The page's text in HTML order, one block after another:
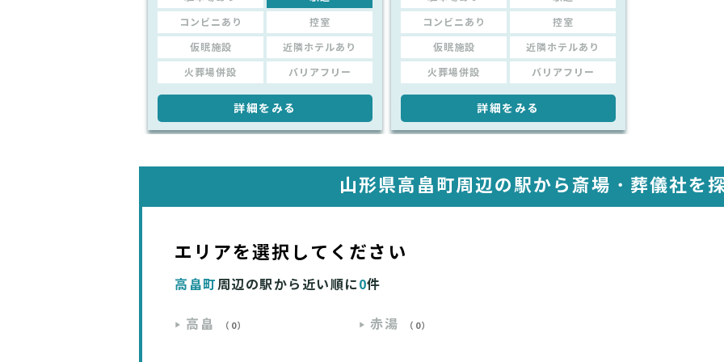
コンビニあり 控室
仮眠施設 近隣ホテルあり
火葬場併設 バリアフリー
詳細をみる
コンビニあり 控室
仮眠施設 近隣ホテルあり
火葬場併設 バリアフリー
詳細をみる
山形県高畠町周辺の駅から 斎場・葬儀社を
エリアを選択してください
高畠町周辺の駅から近い順に0件
高畠 （0） 赤湯 （0）